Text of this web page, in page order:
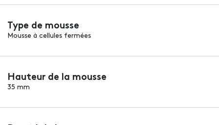
Type de mousse
Mousse à cellules fermées
Hauteur de la mousse
35 mm